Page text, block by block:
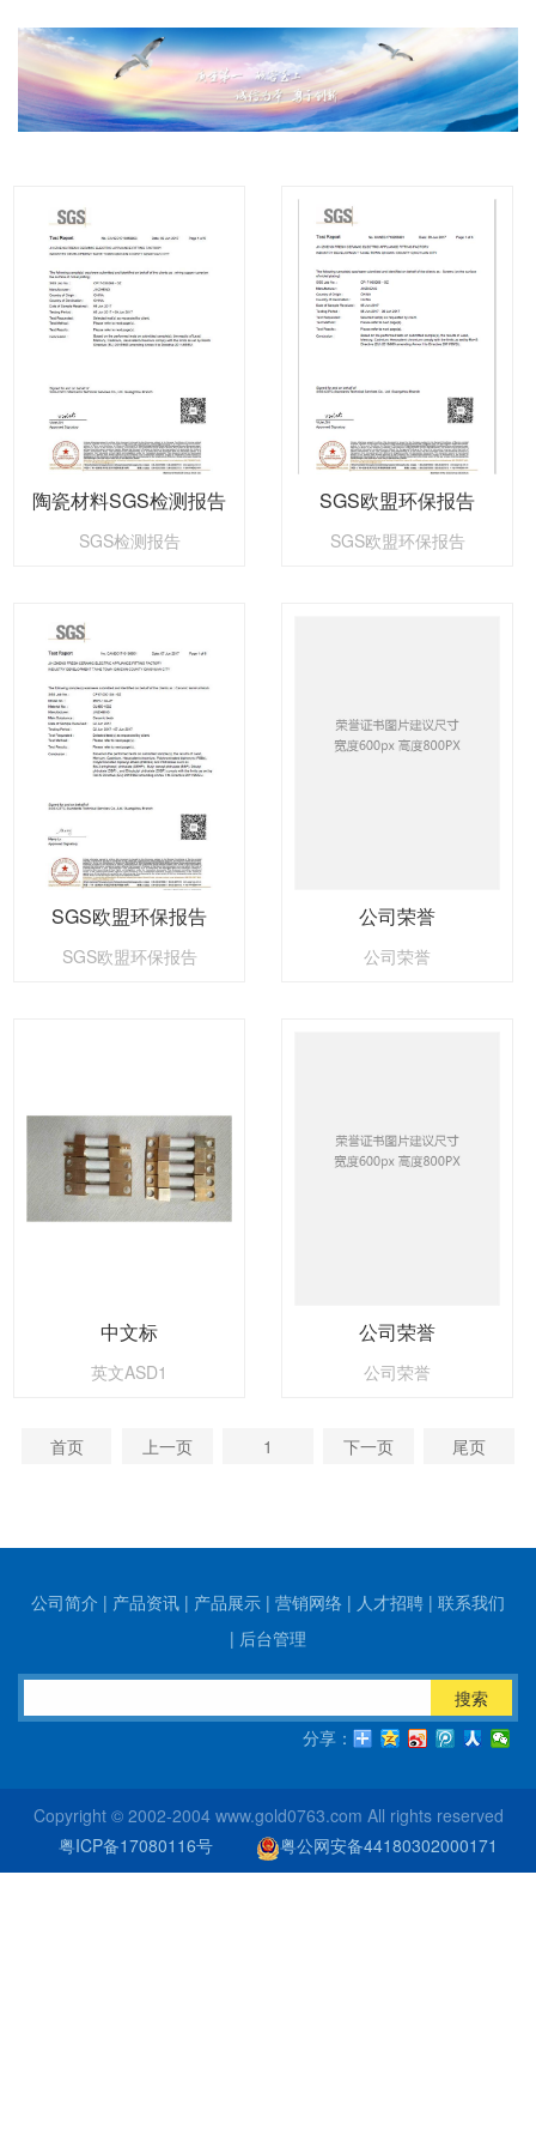
陶瓷材料SGS检测报告
SGS检测报告
SGS欧盟环保报告
SGS欧盟环保报告
SGS欧盟环保报告
SGS欧盟环保报告
公司荣誉
公司荣誉
中文标
英文ASD1
公司荣誉
公司荣誉
首页 上一页 1 下一页 尾页
公司简介 | 产品资讯 | 产品展示 | 营销网络 | 人才招聘 | 联系我们
| 后台管理
搜索
分享：
Copyright © 2002-2004 www.gold0763.com All rights reserved
粤ICP备17080116号
粤公网安备44180302000171